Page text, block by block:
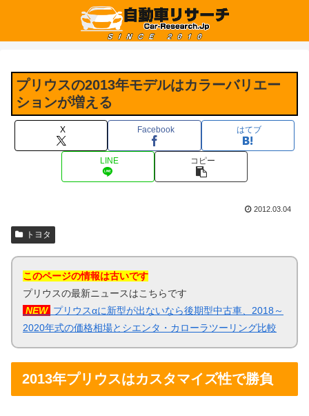
プリウスの2013年モデルはカラーバリエー
ションが増える
X Facebook はてブ
LINE コピー
2012.03.04
トヨタ
このページの情報は古いです
プリウスの最新ニュースはこちらです
NEW プリウスαに新型が出ないなら後期型中古車、2018～
2020年式の価格相場とシエンタ・カローラツーリング比較
2013年プリウスはカスタマイズ性で勝負